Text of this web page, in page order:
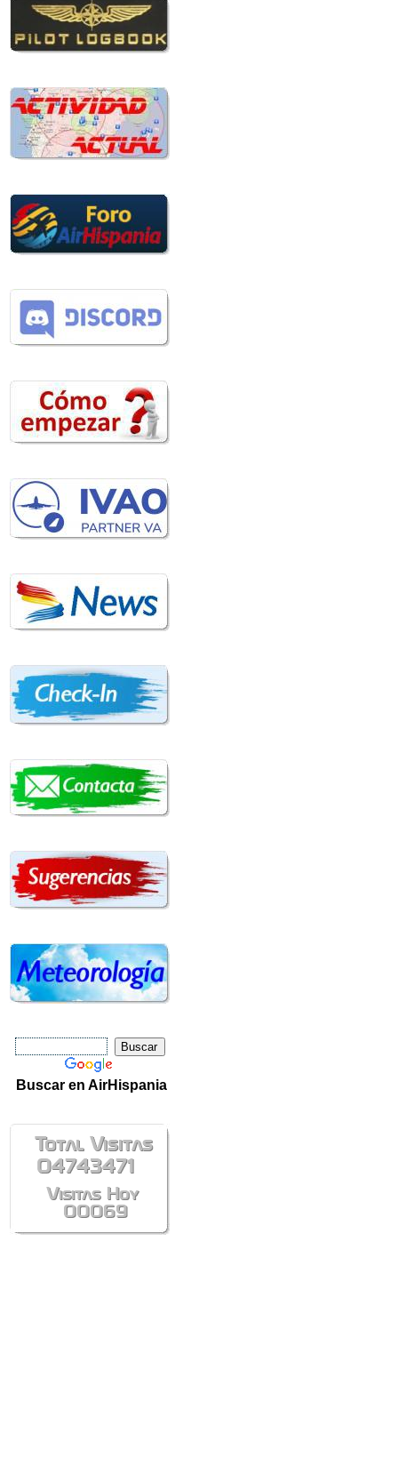
Buscar en AirHispania